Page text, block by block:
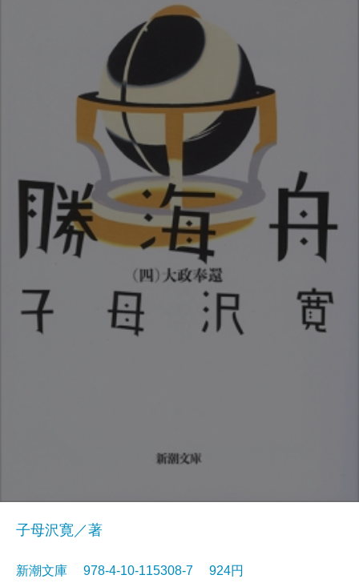
子母沢寛／著
新潮文庫 978-4-10-115308-7 924円